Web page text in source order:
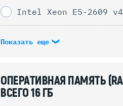
Intel Xeon E5-2609
Показать еще
ОПЕРАТИВНАЯ ПАМЯТЬ
ВСЕГО16ГБ